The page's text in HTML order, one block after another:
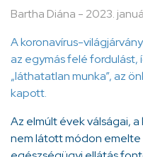
Bartha Diána - 2023.
A koronavírus-
az egymás felé
„láthatatlan munka”, az
kapott.
Az elmúlt évek válságai,
nem látott módon emelte